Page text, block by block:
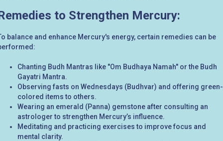
to Strengthen Mercury:
balance and enhance Mercury's energy, certain remedies can be
Chanting Budh Mantras like "Om Budhaya Namah" or the Budh
Gayatri Mantra.
Observing fasts on Wednesdays (Budhvar) and offering green-
colored items to others.
Wearing an emerald (Panna) gemstone after consulting an
astrologer to strengthen Mercury’s influence.
Meditating and practicing exercises to improve focus and
mental clarity.